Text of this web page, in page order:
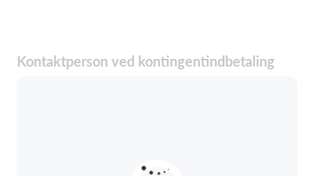
Kontaktperson ved kontingentindbetaling